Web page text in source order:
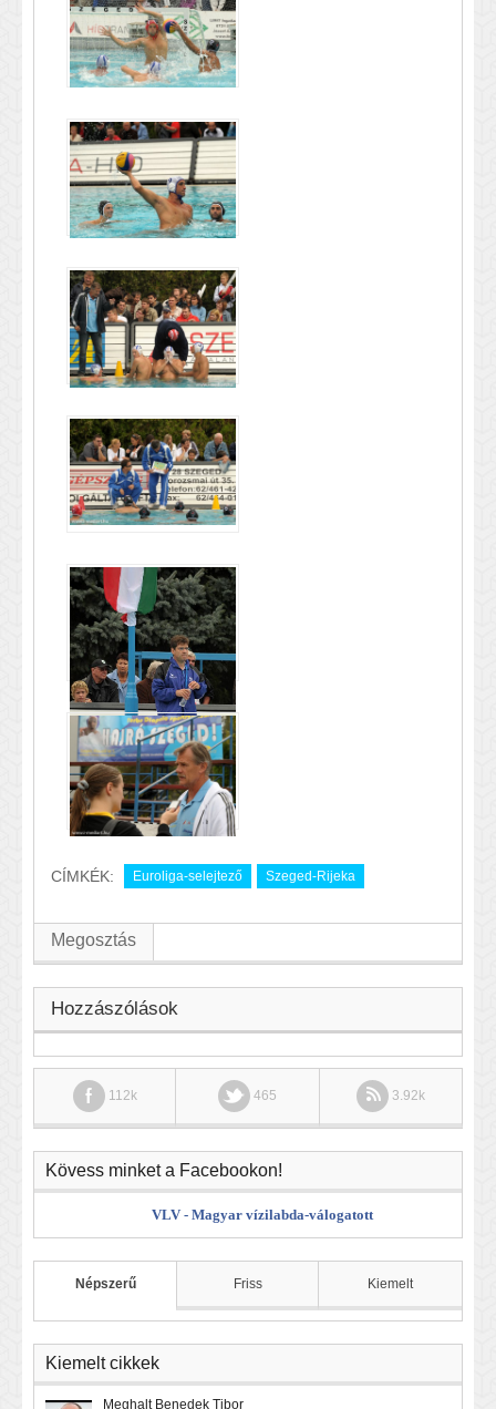
CÍMKÉK: Euroliga-selejtező Szeged-Rijeka
Megosztás
Hozzászólások
112k 465 3.92k
Kövess minket a Facebookon!
VLV - Magyar vízilabda-válogatott
Népszerű Friss Kiemelt
Kiemelt cikkek
Meghalt Benedek Tibor